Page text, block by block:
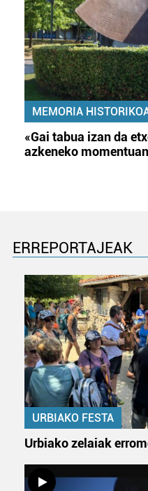
MEMORIA
«Gai tabua izan da
azkeneko
ERREPORTAJEAK
URBIAKO FESTA
Urbiako zelaiak